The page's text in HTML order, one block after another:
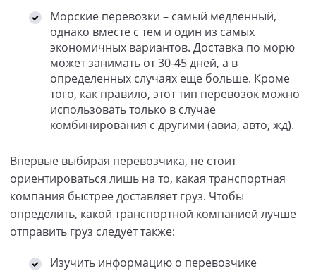
Морские перевозки – самый медленный,
однако вместе с тем и один из самых
экономичных вариантов. Доставка по морю
может занимать от 30-45 дней, а в
определенных случаях еще больше. Кроме
того, как правило, этот тип перевозок можно
использовать только в случае
комбинирования с другими (авиа, авто, жд).
Впервые выбирая перевозчика, не стоит
ориентироваться лишь на то, какая транспортная
компания быстрее доставляет груз. Чтобы
определить, какой транспортной компанией лучше
отправить груз следует также:
Изучить информацию о перевозчике